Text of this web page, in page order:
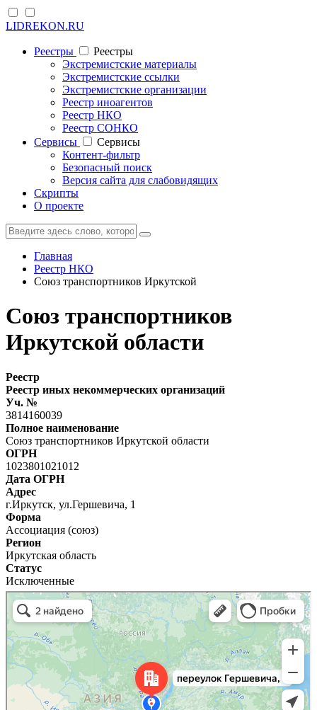
LIDREKON.RU
Реестры
Реестры
Экстремистские материалы
Экстремистские ссылки
Экстремистские организации
Реестр иноагентов
Реестр НКО
Реестр СОНКО
Cервисы
Cервисы
Контент-фильтр
Безопасный поиск
Версия сайта для слабовидящих
Скрипты
О проекте
Главная
Реестр НКО
Союз транспортников Иркутской
Союз транспортников
Иркутской области
Реестр
Реестр иных некоммерческих организаций
Уч. №
3814160039
Полное наименование
Союз транспортников Иркутской области
ОГРН
1023801021012
Дата ОГРН
Адрес
г.Иркутск, ул.Гершевича, 1
Форма
Ассоциация (союз)
Регион
Иркутская область
Статус
Исключенные